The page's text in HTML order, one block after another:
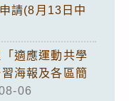
請(8月13日中
適應運動共學
海報及各區簡
06